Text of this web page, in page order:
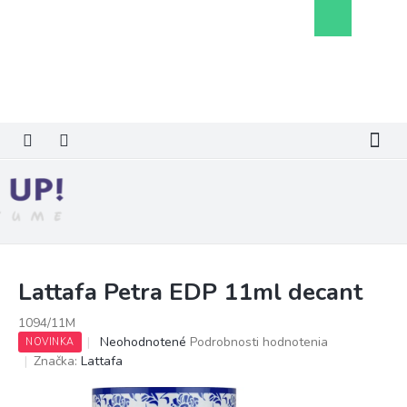
košík
Lattafa Petra EDP 11ml decant
1094/11M
NOVINKA
Priemerné
hodnotenie
je
Neohodnotené Podrobnosti hodnotenia
Značka: Lattafa